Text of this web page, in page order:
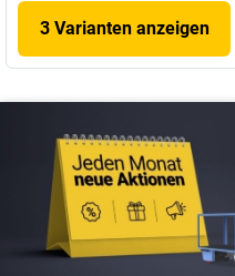
3 Varianten anzeigen